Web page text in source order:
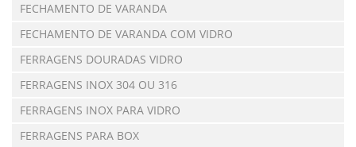
FECHAMENTO DE VARANDA
FECHAMENTO DE VARANDA COM VIDRO
FERRAGENS DOURADAS VIDRO
FERRAGENS INOX 304 OU 316
FERRAGENS INOX PARA VIDRO
FERRAGENS PARA BOX